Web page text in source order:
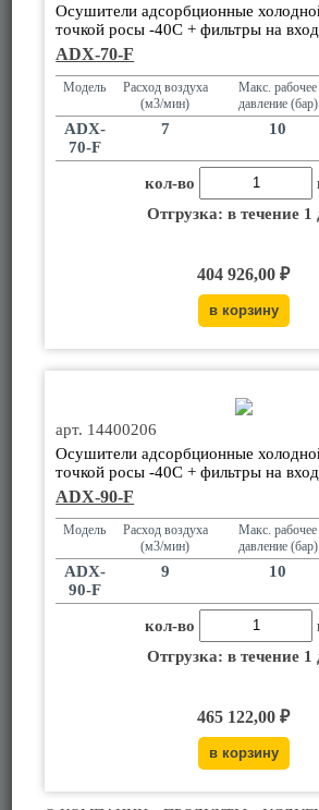
Осушители адсорбционные
точкой росы -40С + фильтры на
ADX-70-F
Модель
Расход воздуха
(м3/мин)
Макс. рабочее
давление (бар)
ADX-
70-F
7 10
кол-во
Отгрузка: в течение 1
404 926,00 ₽
арт. 14400206
Осушители адсорбционные
точкой росы -40С + фильтры на
ADX-90-F
Модель
Расход воздуха
(м3/мин)
Макс. рабочее
давление (бар)
ADX-
90-F
9 10
кол-во
Отгрузка: в течение 1
465 122,00 ₽